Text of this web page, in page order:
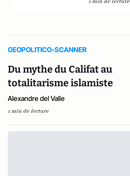
GEOPOLITICO-SCANNER
Du mythe du Califat au
totalitarisme islamiste
Alexandre del Valle
1 min de lecture